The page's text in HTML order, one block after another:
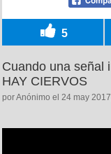
5
Cuando una señal
HAY CIERVOS
por Anónimo el 24 may